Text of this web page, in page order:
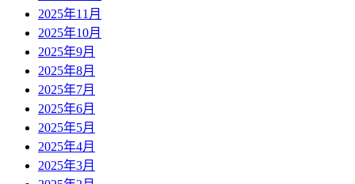
2025年11月
2025年10月
2025年9月
2025年8月
2025年7月
2025年6月
2025年5月
2025年4月
2025年3月